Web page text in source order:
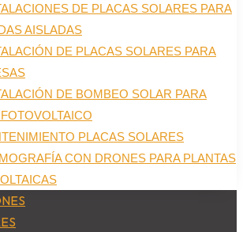
DE PLACAS SOLARES PARA
AISLADAS
DE PLACAS SOLARES PARA
DE BOMBEO SOLAR PARA
PLACAS SOLARES
CON DRONES PARA PLANTAS